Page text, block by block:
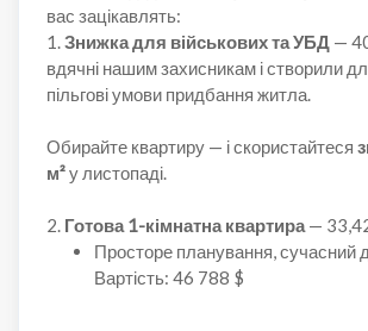
вас зацікавлять:
1.Знижка для військових та УБД—
вдячні нашим захисникам і створили
пільгові умови придбання житла.
Обирайте квартиру — і скористайтеся
м²у листопаді.
2. Готова 1-кімнатна квартира—
Просторе планування, сучасний
Вартість: 46 788 $